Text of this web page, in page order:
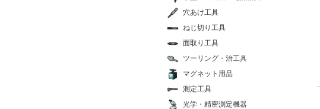
穴あけ工具
ねじ切り工具
面取り工具
ツーリング・治工具
マグネット用品
測定工具
光学・精密測定機器